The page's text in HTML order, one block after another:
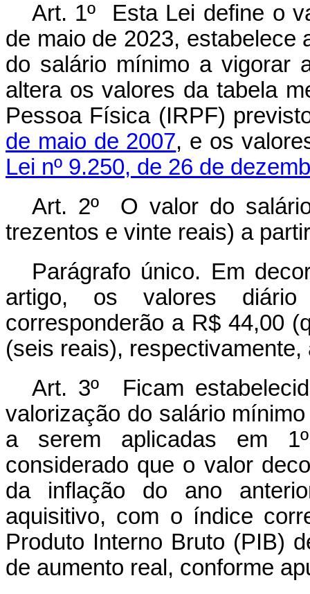
Art. 1º
Esta Lei define o
de maio de 2023, estabelece
do salário mínimo a vigorar
altera os valores da tabela
Pessoa Física (IRPF)
de maio de 2007, e os
Lei nº 9.250, de 26 de
Art. 2º
O valor do
trezentos e vinte reais) a
Parágrafo único. Em
artigo, os valores
corresponderão a R$ 44,00
(seis reais),
Art. 3º
Ficam
valorização do salário
a serem aplicadas em
considerado que o valor
da inflação do ano
aquisitivo, com o índice
Produto Interno Bruto (PIB)
de aumento real, conforme